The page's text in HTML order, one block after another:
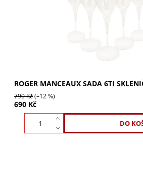
ROGER MANCEAUX SADA 6TI
790 Kč(–12 %)
690 Kč